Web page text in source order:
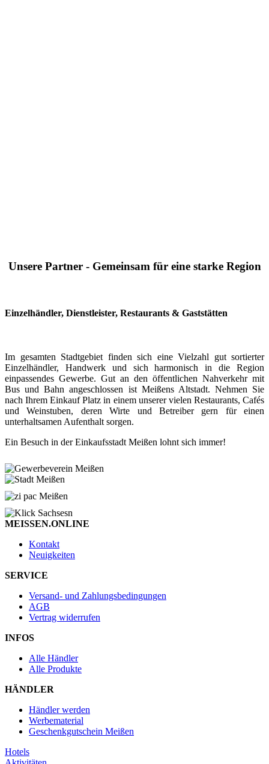
Unsere Partner - Gemeinsam für eine starke Region
Einzelhändler, Dienstleister, Restaurants & Gaststätten
Im gesamten Stadtgebiet finden sich eine Vielzahl gut sortierter
Einzelhändler, Handwerk und sich harmonisch in die Region
einpassendes Gewerbe. Gut an den öffentlichen Nahverkehr mit
Bus und Bahn angeschlossen ist Meißens Altstadt. Nehmen Sie
nach Ihrem Einkauf Platz in einem unserer vielen Restaurants, Cafés
und Weinstuben, deren Wirte und Betreiber gern für einen
unterhaltsamen Aufenthalt sorgen.
Ein Besuch in der Einkaufsstadt Meißen lohnt sich immer!
MEISSEN.ONLINE
Kontakt
Neuigkeiten
SERVICE
Versand- und Zahlungsbedingungen
AGB
Vertrag widerrufen
INFOS
Alle Händler
Alle Produkte
HÄNDLER
Händler werden
Werbematerial
Geschenkgutschein Meißen
Hotels